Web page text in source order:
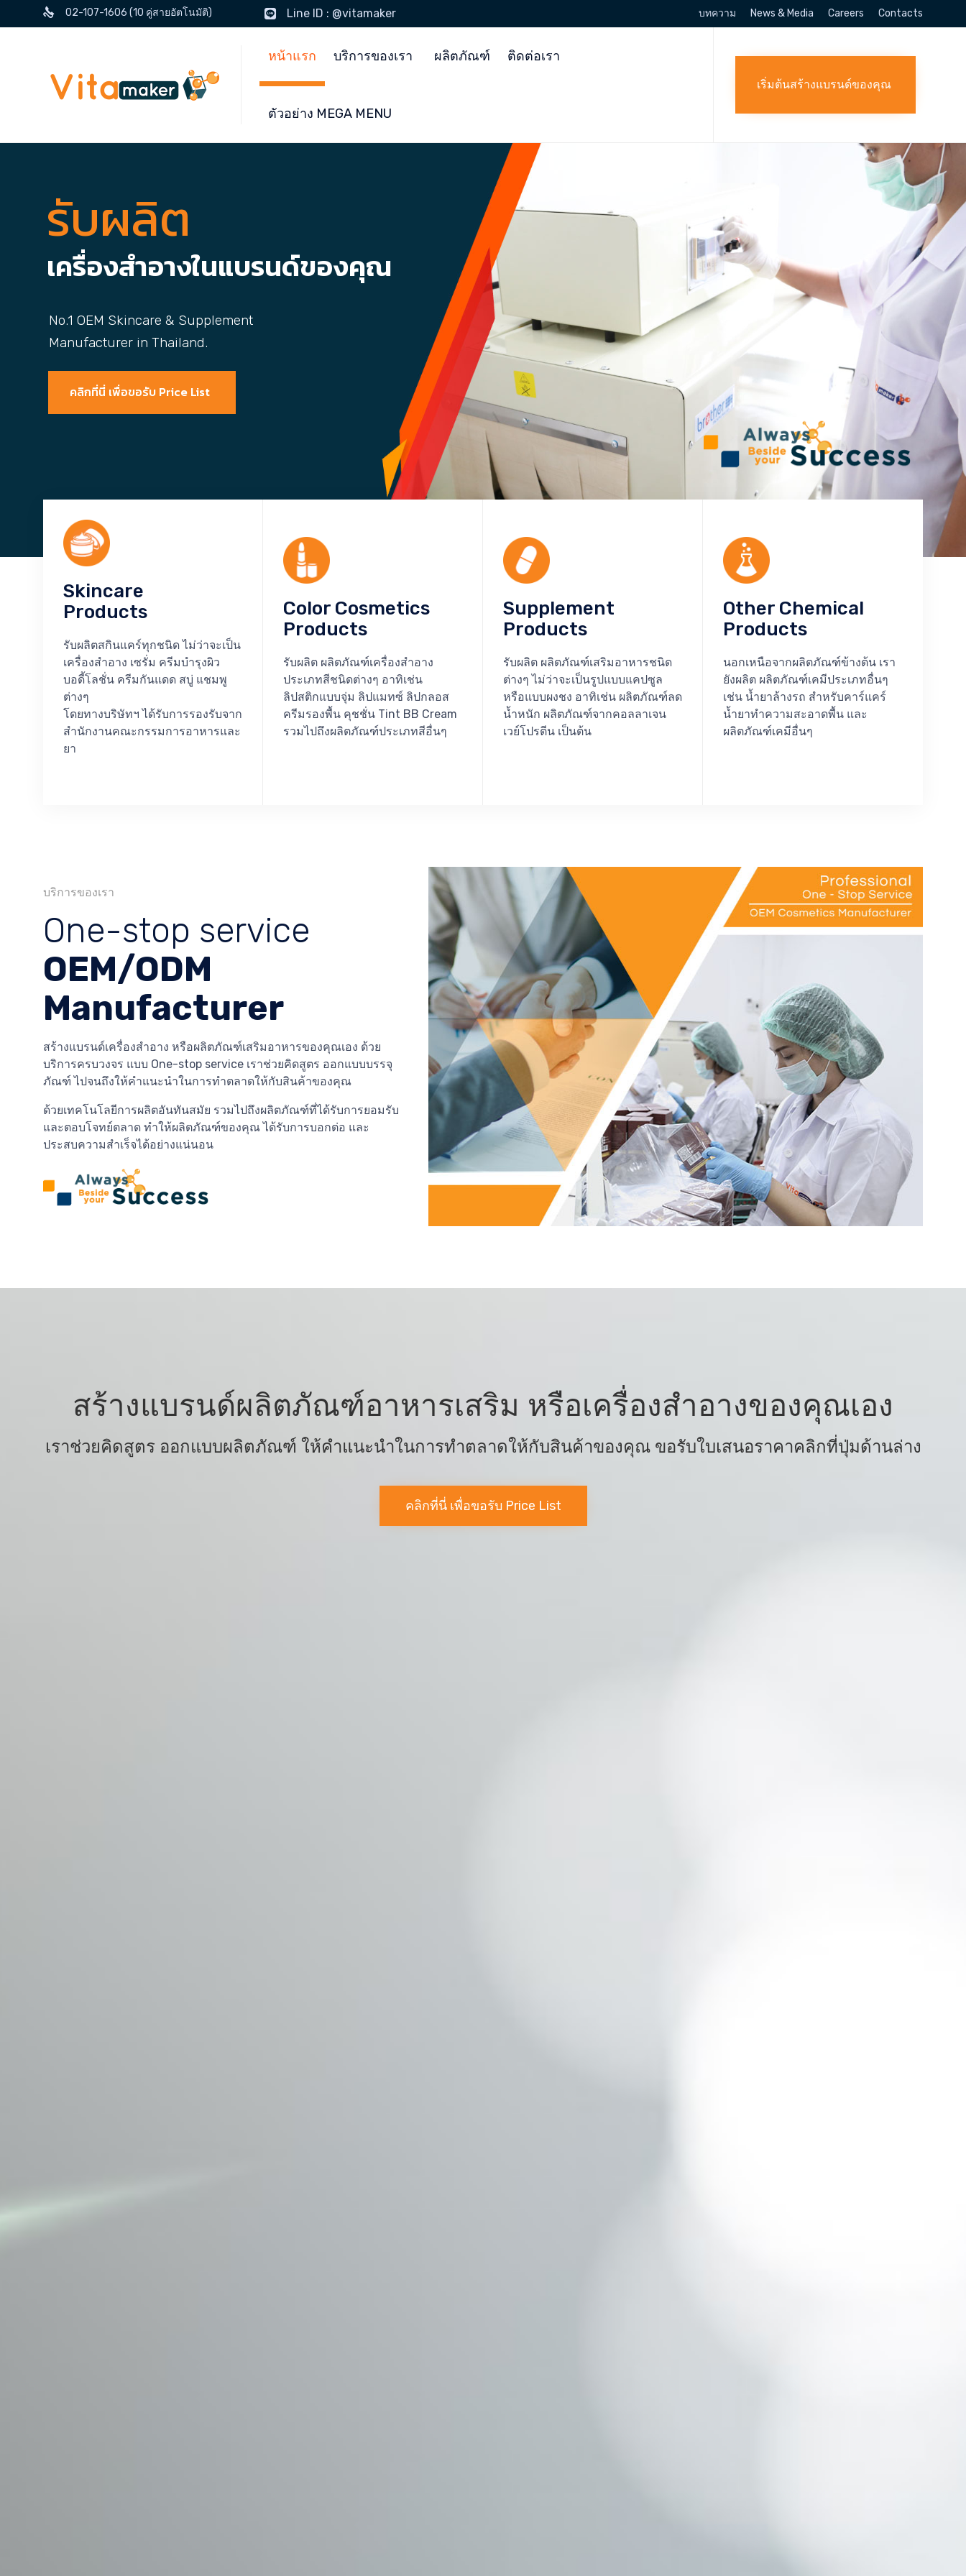
02-107-1606 (10 คู่สายอัตโนมัติ) Line ID : @vitamaker บทความ News & Media Careers Contacts
หน้าแรก บริการของเรา ผลิตภัณฑ์ ติดต่อเรา
ตัวอย่าง MEGA MENU
เริ่มต้นสร้างแบรนด์ของคุณ
รับผลิต
เครื่องสำอางในแบรนด์ของคุณ
No.1 OEM Skincare & Supplement
Manufacturer in Thailand.
คลิกที่นี่ เพื่อขอรับ Price List
Skincare
Products
รับผลิตสกินแคร์ทุกชนิด ไม่ว่าจะเป็น
เครื่องสำอาง เซรั่ม ครีมบำรุงผิว
บอดี้โลชั่น ครีมกันแดด สบู่ แชมพู
ต่างๆ
โดยทางบริษัทฯ ได้รับการรองรับจาก
สำนักงานคณะกรรมการอาหารและ
ยา
Color Cosmetics
Products
รับผลิต ผลิตภัณฑ์เครื่องสำอาง
ประเภทสีชนิดต่างๆ อาทิเช่น
ลิปสติกแบบจุ่ม ลิปแมทซ์ ลิปกลอส
ครีมรองพื้น คุชชั่น Tint BB Cream
รวมไปถึงผลิตภัณฑ์ประเภทสีอื่นๆ
Supplement
Products
รับผลิต ผลิตภัณฑ์เสริมอาหารชนิด
ต่างๆ ไม่ว่าจะเป็นรูปแบบแคปซูล
หรือแบบผงชง อาทิเช่น ผลิตภัณฑ์ลด
น้ำหนัก ผลิตภัณฑ์จากคอลลาเจน
เวย์โปรตีน เป็นต้น
Other Chemical
Products
นอกเหนือจากผลิตภัณฑ์ข้างต้น เรา
ยังผลิต ผลิตภัณฑ์เคมีประเภทอื่นๆ
เช่น น้ำยาล้างรถ สำหรับคาร์แคร์
น้ำยาทำความสะอาดพื้น และ
ผลิตภัณฑ์เคมีอื่นๆ
บริการของเรา
One-stop service
OEM/ODM
Manufacturer
สร้างแบรนด์เครื่องสำอาง หรือผลิตภัณฑ์เสริมอาหารของคุณเอง ด้วย
บริการครบวงจร แบบ One-stop service เราช่วยคิดสูตร ออกแบบบรรจุ
ภัณฑ์ ไปจนถึงให้คำแนะนำในการทำตลาดให้กับสินค้าของคุณ
ด้วยเทคโนโลยีการผลิตอันทันสมัย รวมไปถึงผลิตภัณฑ์ที่ได้รับการยอมรับ
และตอบโจทย์ตลาด ทำให้ผลิตภัณฑ์ของคุณ ได้รับการบอกต่อ และ
ประสบความสำเร็จได้อย่างแน่นอน
สร้างแบรนด์ผลิตภัณฑ์อาหารเสริม หรือเครื่องสำอางของคุณเอง
เราช่วยคิดสูตร ออกแบบผลิตภัณฑ์ ให้คำแนะนำในการทำตลาดให้กับสินค้าของคุณ ขอรับใบเสนอราคาคลิกที่ปุ่มด้านล่าง
คลิกที่นี่ เพื่อขอรับ Price List